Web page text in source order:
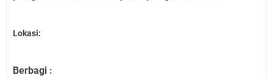
Lokasi:
Berbagi :